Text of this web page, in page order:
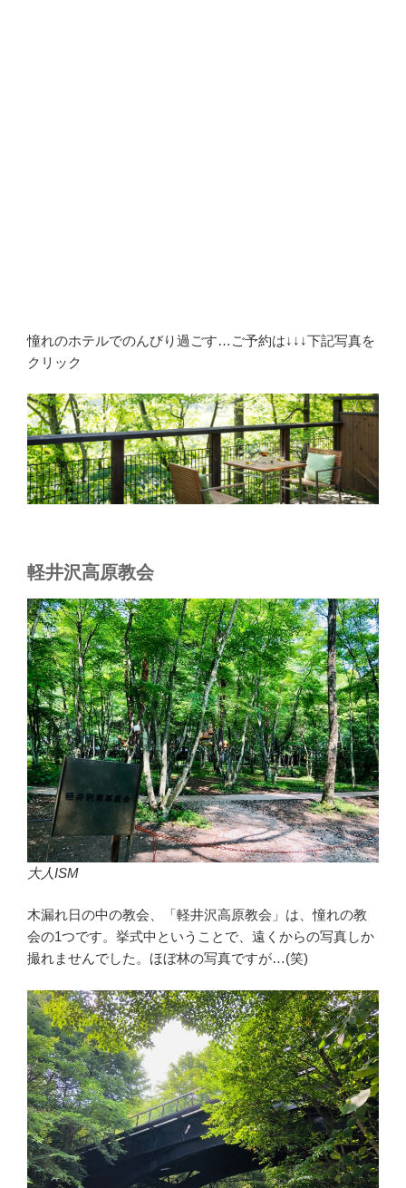
憧れのホテルでのんびり過ごす…ご予約は↓↓↓下記写真を
クリック
軽井沢高原教会
大人ISM
木漏れ日の中の教会、「軽井沢高原教会」は、憧れの教
会の1つです。挙式中ということで、遠くからの写真しか
撮れませんでした。ほぼ林の写真ですが…(笑)